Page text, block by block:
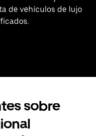
de vehículos de lujo
sobre